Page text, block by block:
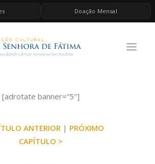
Doação Mensal
[adrotate banner=”5″]
ANTERIOR | PRÓXIMO
CAPÍTULO >